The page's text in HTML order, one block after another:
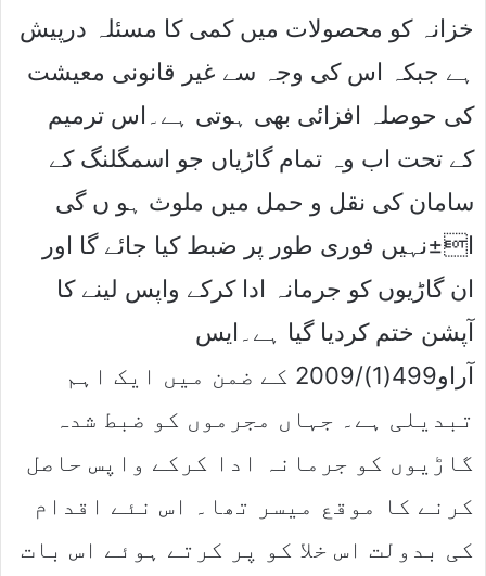
خزانہ کو محصولات میں کمی کا مسئلہ درپیش
ہے جبکہ اس کی وجہ سے غیر قانونی معیشت
کی حوصلہ افزائی بھی ہوتی ہے۔اس ترمیم
کے تحت اب وہ تمام گاڑیاں جو اسمگلنگ کے
سامان کی نقل و حمل میں ملوث ہو ں گی
ا±نہیں فوری طور پر ضبط کیا جائے گا اور
ان گاڑیوں کو جرمانہ ادا کرکے واپس لینے کا
آپشن ختم کردیا گیا ہے۔ایس
آراو499(1)/2009 کے ضمن میں ایک اہم
تبدیلی ہے۔ جہاں مجرموں کو ضبط شدہ
گاڑیوں کو جرمانہ ادا کرکے واپس حاصل
کرنے کا موقع میسر تھا۔ اس نئے اقدام
کی بدولت اس خلا کو پر کرتے ہوئے اس بات